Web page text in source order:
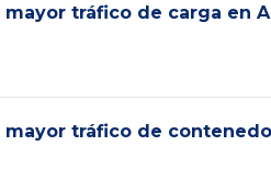
mayor tráfico de carga en
mayor tráfico de